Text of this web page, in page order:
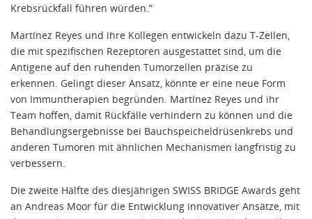
Krebsrückfall führen würden.”
Martínez Reyes und ihre Kollegen entwickeln dazu T-Zellen,
die mit spezifischen Rezeptoren ausgestattet sind, um die
Antigene auf den ruhenden Tumorzellen präzise zu
erkennen. Gelingt dieser Ansatz, könnte er eine neue Form
von Immuntherapien begründen. Martínez Reyes und ihr
Team hoffen, damit Rückfälle verhindern zu können und die
Behandlungsergebnisse bei Bauchspeicheldrüsenkrebs und
anderen Tumoren mit ähnlichen Mechanismen langfristig zu
verbessern.
Die zweite Hälfte des diesjährigen SWISS BRIDGE Awards geht
an Andreas Moor für die Entwicklung innovativer Ansätze, mit